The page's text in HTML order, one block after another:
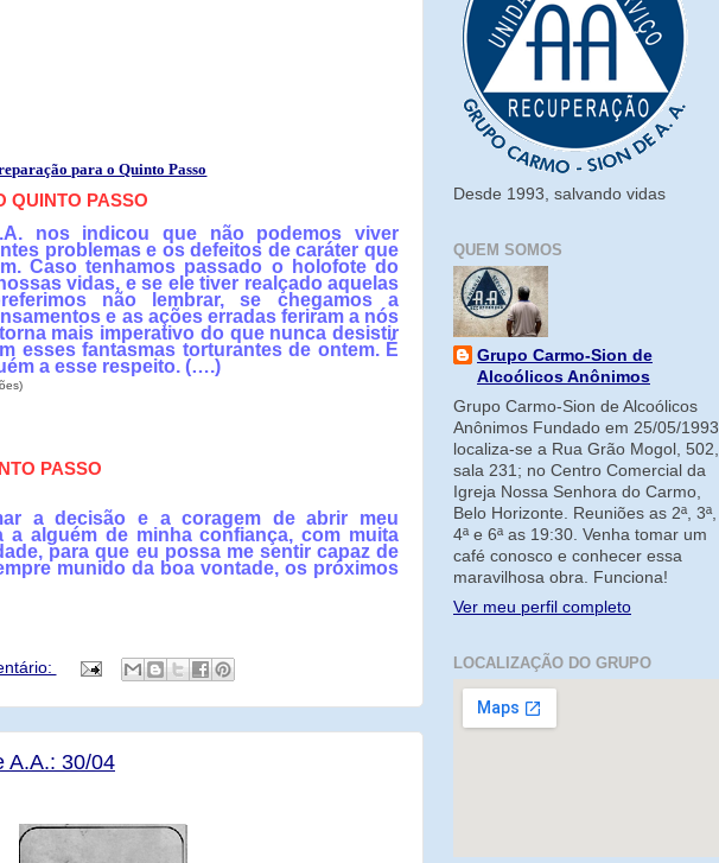
para o Quinto Passo
QUINTO PASSO
nos indicou que não podemos viver
problemas e os defeitos de caráter que
Caso tenhamos passado o holofote do
vidas, e se ele tiver realçado aquelas
não lembrar, se chegamos a
e as ações erradas feriram a nós
mais imperativo do que nunca desistir
esses fantasmas torturantes de ontem. É
a esse respeito. (….)
PASSO
a decisão e a coragem de abrir meu
a alguém de minha confiança, com muita
para que eu possa me sentir capaz de
munido da boa vontade, os próximos
A.A.: 30/04
Desde 1993, salvando vidas
QUEM SOMOS
Grupo Carmo-Sion de
Alcoólicos Anônimos
Grupo Carmo-Sion de Alcoólicos
Anônimos Fundado em 25/05/1993,
localiza-se a Rua Grão Mogol, 502,
sala 231; no Centro Comercial da
Igreja Nossa Senhora do Carmo,
Belo Horizonte. Reuniões as 2ª, 3ª,
4ª e 6ª as 19:30. Venha tomar um
café conosco e conhecer essa
maravilhosa obra. Funciona!
Ver meu perfil completo
LOCALIZAÇÃO DO GRUPO